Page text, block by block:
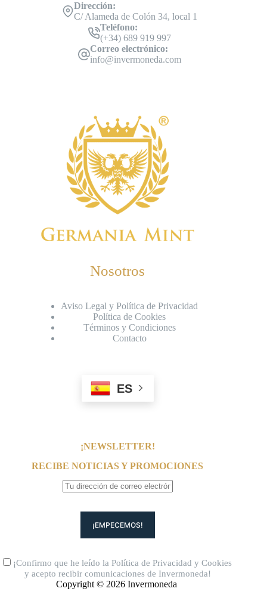
Dirección:
C/ Alameda de Colón 34, local 1
Teléfono:
(+34) 689 919 997
Correo electrónico:
info@invermoneda.com
Nosotros
Aviso Legal y Política de Privacidad
Política de Cookies
Términos y Condiciones
Contacto
ES
¡NEWSLETTER!
RECIBE NOTICIAS Y PROMOCIONES
¡Confirmo que he leído laPolítica de Privacidad yCookies
y acepto recibir comunicaciones de Invermoneda!
Copyright © 2026 Invermoneda